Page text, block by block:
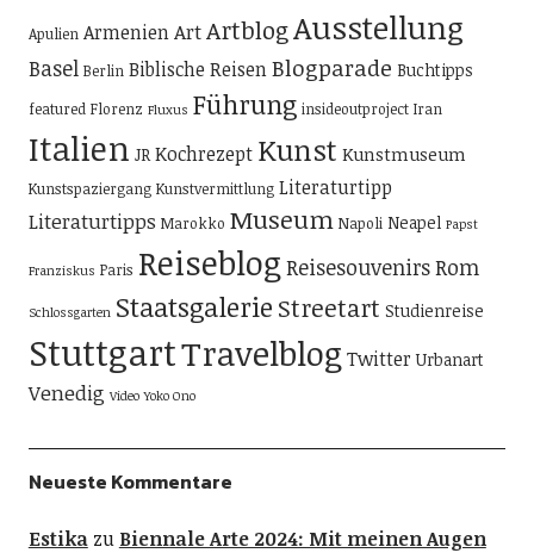
Apulien ArmenienArtArtblogAusstellung
Basel Berlin Biblische ReisenBlogparade Buchtipps
featured Florenz Fluxus Führung insideoutproject Iran
Italien JR Kochrezept Kunst Kunstmuseum
Kunstspaziergang Kunstvermittlung Literaturtipp
Literaturtipps Marokko Museum Napoli Neapel Papst
Franziskus Paris Reiseblog ReisesouvenirsRom
Schlossgarten Staatsgalerie Streetart Studienreise
StuttgartTravelblog Twitter Urbanart
Venedig Video Yoko Ono
Neueste Kommentare
Estikazu Biennale Arte 2024: Mit meinen Augen